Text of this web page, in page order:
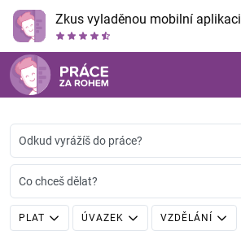
Zkus vyladěnou mobilní aplikaci
Odkud vyrážíš do práce?
Co chceš dělat?
PLAT ÚVAZEK VZDĚLÁNÍ